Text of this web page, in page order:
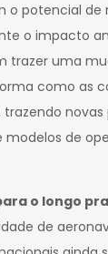
o potencial de
o impacto
trazer uma
como as
novas
modelos de
o longo
de